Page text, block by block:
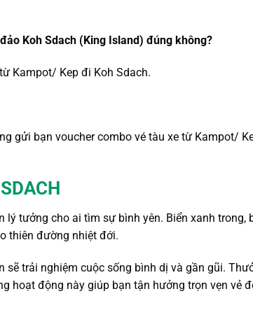
Koh Sdach (King Island) đúng không?
Kampot/ Kep đi Koh Sdach.
gửi bạn voucher combo vé tàu xe từ Kampot/
tưởng cho ai tìm sự bình yên. Biển xanh trong,
thiên đường nhiệt đới.
sẽ trải nghiệm cuộc sống bình dị và gần gũi.
hoạt động này giúp bạn tận hưởng trọn vẹn vẻ